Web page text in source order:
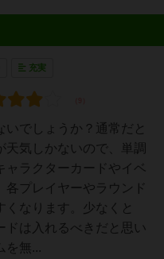
充実
でしょうか？通常だと
天気しかないので、単調
ャラクターカードやイベ
各プレイヤーやラウンド
なります。少なくと
ドは入れるべきだと思い
を無...